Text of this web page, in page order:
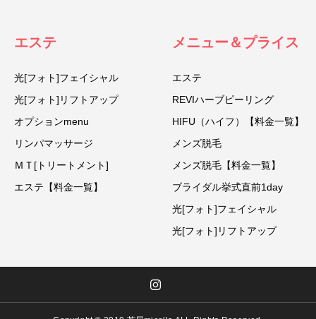
エステ
光[フォト]フェイシャル
光[フォト]リフトアップ
オプションmenu
リンパマッサージ
ＭＴ[トリートメント]
エステ【料金一覧】
メニュー＆プライス
エステ
REVIハーブピーリング
HIFU（ハイフ）【料金一覧】
メンズ脱毛
メンズ脱毛【料金一覧】
ブライダル挙式直前1day
光[フォト]フェイシャル
光[フォト]リフトアップ